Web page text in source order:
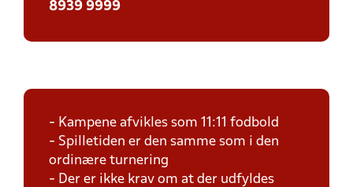
8939 9999
- Kampene afvikles som 11:11 fodbold
- Spilletiden er den samme som i den
ordinære turnering
- Der er ikke krav om at der udfyldes